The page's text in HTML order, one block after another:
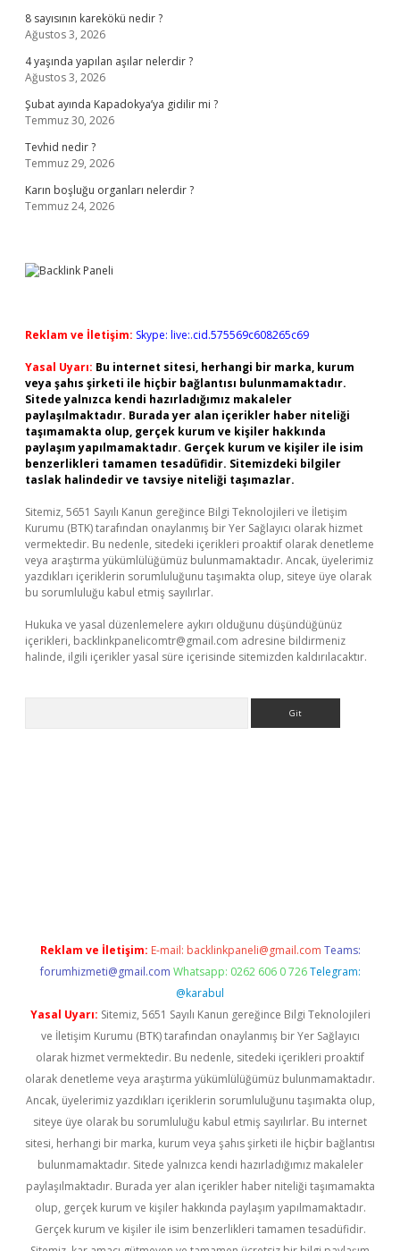
8 sayısının karekökü nedir ?
Ağustos 3, 2026
4 yaşında yapılan aşılar nelerdir ?
Ağustos 3, 2026
Şubat ayında Kapadokya’ya gidilir mi ?
Temmuz 30, 2026
Tevhid nedir ?
Temmuz 29, 2026
Karın boşluğu organları nelerdir ?
Temmuz 24, 2026
Reklam ve İletişim: Skype: live:.cid.575569c608265c69
Yasal Uyarı: Bu internet sitesi, herhangi bir marka, kurum
veya şahıs şirketi ile hiçbir bağlantısı bulunmamaktadır.
Sitede yalnızca kendi hazırladığımız makaleler
paylaşılmaktadır. Burada yer alan içerikler haber niteliği
taşımamakta olup, gerçek kurum ve kişiler hakkında
paylaşım yapılmamaktadır. Gerçek kurum ve kişiler ile isim
benzerlikleri tamamen tesadüfidir. Sitemizdeki bilgiler
taslak halindedir ve tavsiye niteliği taşımazlar.
Sitemiz, 5651 Sayılı Kanun gereğince Bilgi Teknolojileri ve İletişim
Kurumu (BTK) tarafından onaylanmış bir Yer Sağlayıcı olarak hizmet
vermektedir. Bu nedenle, sitedeki içerikleri proaktif olarak denetleme
veya araştırma yükümlülüğümüz bulunmamaktadır. Ancak, üyelerimiz
yazdıkları içeriklerin sorumluluğunu taşımakta olup, siteye üye olarak
bu sorumluluğu kabul etmiş sayılırlar.
Hukuka ve yasal düzenlemelere aykırı olduğunu düşündüğünüz
içerikleri, backlinkpanelicomtr@gmail.com adresine bildirmeniz
halinde, ilgili içerikler yasal süre içerisinde sitemizden kaldırılacaktır.
Reklam ve İletişim: E-mail: backlinkpaneli@gmail.com Teams:
forumhizmeti@gmail.com Whatsapp: 0262 606 0 726 Telegram:
@karabul
Yasal Uyarı: Sitemiz, 5651 Sayılı Kanun gereğince Bilgi Teknolojileri
ve İletişim Kurumu (BTK) tarafından onaylanmış bir Yer Sağlayıcı
olarak hizmet vermektedir. Bu nedenle, sitedeki içerikleri proaktif
olarak denetleme veya araştırma yükümlülüğümüz bulunmamaktadır.
Ancak, üyelerimiz yazdıkları içeriklerin sorumluluğunu taşımakta olup,
siteye üye olarak bu sorumluluğu kabul etmiş sayılırlar. Bu internet
sitesi, herhangi bir marka, kurum veya şahıs şirketi ile hiçbir bağlantısı
bulunmamaktadır. Sitede yalnızca kendi hazırladığımız makaleler
paylaşılmaktadır. Burada yer alan içerikler haber niteliği taşımamakta
olup, gerçek kurum ve kişiler hakkında paylaşım yapılmamaktadır.
Gerçek kurum ve kişiler ile isim benzerlikleri tamamen tesadüfidir.